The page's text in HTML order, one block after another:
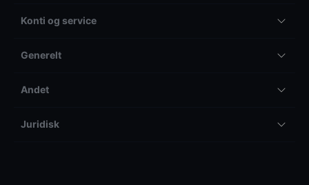
Konti og service
Generelt
Andet
Juridisk